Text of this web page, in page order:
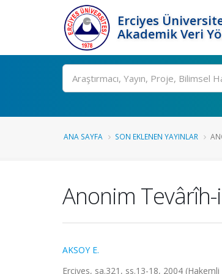
Erciyes
Akademik Veri
Ara
ANA SAYFA SON EKLENEN YAYINLAR
Anonim Tevârîh-
AKSOY E.
Erciyes, sa.321, ss.13-18, 2004